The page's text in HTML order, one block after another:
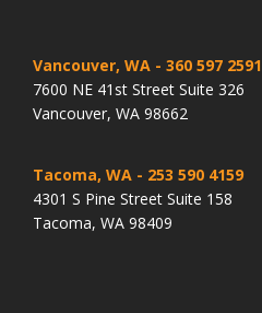
Vancouver, WA - 360 597 2591
7600 NE 41st Street Suite 326
Vancouver, WA 98662
Tacoma, WA - 253 590 4159
4301 S Pine Street Suite 158
Tacoma, WA 98409